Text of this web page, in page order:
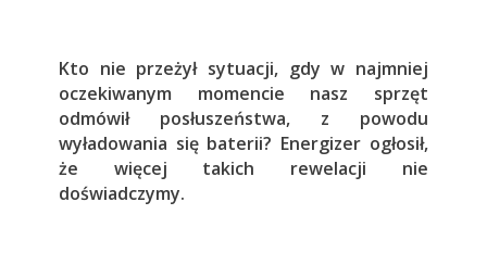
Kto nie przeżył sytuacji, gdy w najmniej
oczekiwanym momencie nasz sprzęt
odmówił posłuszeństwa, z powodu
wyładowania się baterii? Energizer ogłosił,
że więcej takich rewelacji nie
doświadczymy.